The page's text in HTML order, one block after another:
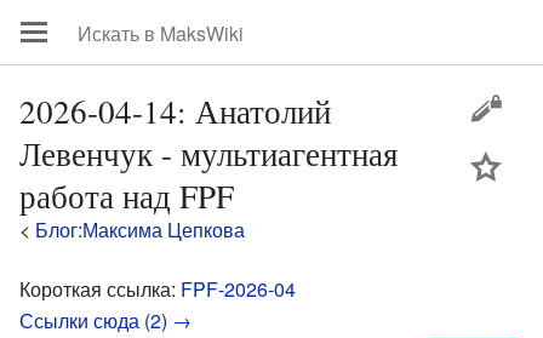
2026-04-14: Анатолий
Левенчук - мультиагентная
работа над FPF
< Блог:Максима Цепкова
Короткая ссылка: FPF-2026-04
Ссылки сюда (2) →